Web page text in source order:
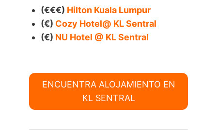
(€€€) Hilton Kuala Lumpur
(€) Cozy Hotel@ KL Sentral
(€) NU Hotel @ KL Sentral
ENCUENTRA ALOJAMIENTO EN
KL SENTRAL